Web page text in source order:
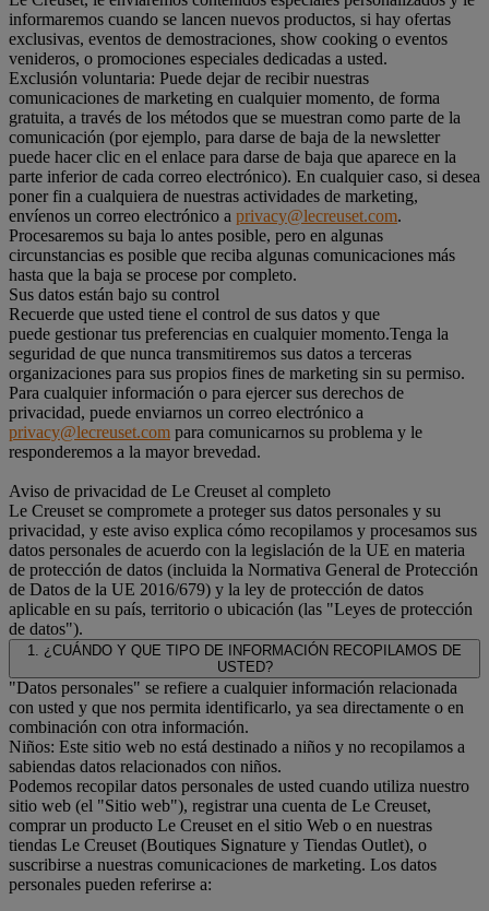
informaremos cuando se lancen nuevos productos, si hay ofertas
exclusivas, eventos de demostraciones, show cooking o eventos
venideros, o promociones especiales dedicadas a usted.
Exclusión voluntaria: Puede dejar de recibir nuestras
comunicaciones de marketing en cualquier momento, de forma
gratuita, a través de los métodos que se muestran como parte de la
comunicación (por ejemplo, para darse de baja de la newsletter
puede hacer clic en el enlace para darse de baja que aparece en la
parte inferior de cada correo electrónico). En cualquier caso, si desea
poner fin a cualquiera de nuestras actividades de marketing,
envíenos un correo electrónico a privacy@lecreuset.com.
Procesaremos su baja lo antes posible, pero en algunas
circunstancias es posible que reciba algunas comunicaciones más
hasta que la baja se procese por completo.
Sus datos están bajo su control
Recuerde que usted tiene el control de sus datos y que
puede gestionar tus preferencias en cualquier momento.Tenga la
seguridad de que nunca transmitiremos sus datos a terceras
organizaciones para sus propios fines de marketing sin su permiso.
Para cualquier información o para ejercer sus derechos de
privacidad, puede enviarnos un correo electrónico a
privacy@lecreuset.com para comunicarnos su problema y le
responderemos a la mayor brevedad.
Aviso de privacidad de Le Creuset al completo
Le Creuset se compromete a proteger sus datos personales y su
privacidad, y este aviso explica cómo recopilamos y procesamos sus
datos personales de acuerdo con la legislación de la UE en materia
de protección de datos (incluida la Normativa General de Protección
de Datos de la UE 2016/679) y la ley de protección de datos
aplicable en su país, territorio o ubicación (las "Leyes de protección
de datos").
1. ¿CUÁNDO Y QUE TIPO DE INFORMACIÓN RECOPILAMOS DE
USTED?
"Datos personales" se refiere a cualquier información relacionada
con usted y que nos permita identificarlo, ya sea directamente o en
combinación con otra información.
Niños: Este sitio web no está destinado a niños y no recopilamos a
sabiendas datos relacionados con niños.
Podemos recopilar datos personales de usted cuando utiliza nuestro
sitio web (el "Sitio web"), registrar una cuenta de Le Creuset,
comprar un producto Le Creuset en el sitio Web o en nuestras
tiendas Le Creuset (Boutiques Signature y Tiendas Outlet), o
suscribirse a nuestras comunicaciones de marketing. Los datos
personales pueden referirse a: